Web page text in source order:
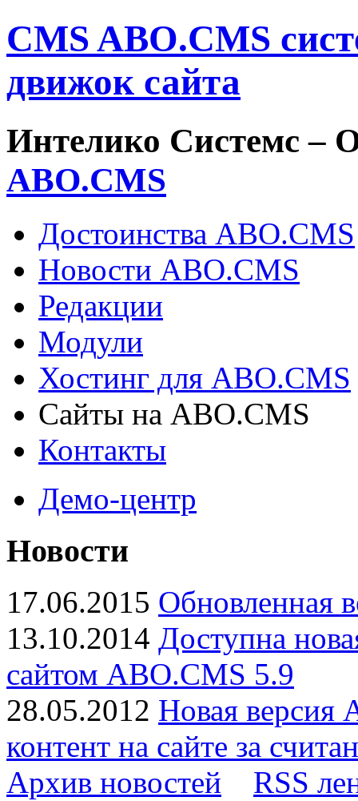
CMS ABO.CMS
движок сайта
Интелико Системс –
ABO.CMS
Достоинства ABO.CMS
Новости ABO.CMS
Редакции
Модули
Хостинг для ABO.CMS
Сайты на ABO.CMS
Контакты
Демо-центр
Новости
17.06.2015 Обновленная
13.10.2014 Доступна
сайтом ABO.CMS 5.9
28.05.2012 Новая версия
контент на сайте за
Архив новостей
RSS